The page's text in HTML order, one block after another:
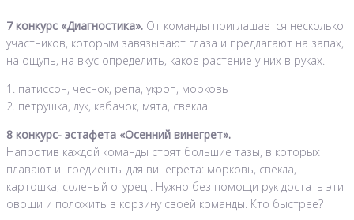
7 конкурс «Диагностика». От команды приглашается несколько
участников, которым завязывают глаза и предлагают на запах,
на ощупь, на вкус определить, какое растение у них в руках.
1. патиссон, чеснок, репа, укроп, морковь
2. петрушка, лук, кабачок, мята, свекла.
8 конкурс- эстафета «Осенний винегрет».
Напротив каждой команды стоят большие тазы, в которых
плавают ингредиенты для винегрета: морковь, свекла,
картошка, соленый огурец . Нужно без помощи рук достать эти
овощи и положить в корзину своей команды. Кто быстрее?